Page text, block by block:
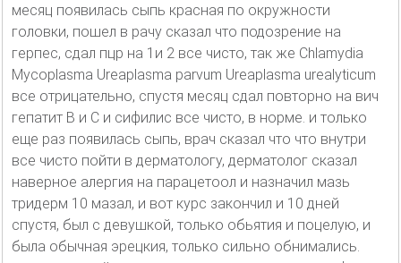
месяц появилась сыпь красная по окружности
головки, пошел в рачу сказал что подозрение на
герпес, сдал пцр на 1и 2 все чисто, так же Chlamydia
Mycoplasma Ureaplasma parvum Ureaplasma urealyticum
все отрицательно, спустя месяц сдал повторно на вич
гепатит В и С и сифилис все чисто, в норме. и только
еще раз появилась сыпь, врач сказал что что внутри
все чисто пойти в дерматологу, дерматолог сказал
наверное алергия на парацетоол и назначил мазь
тридерм 10 мазал, и вот курс закончил и 10 дней
спустя, был с девушкой, только обьятия и поцелую, и
была обычная эрецкия, только сильно обнимались.